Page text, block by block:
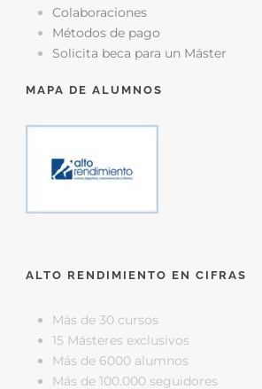
Colaboraciones
Métodos de pago
Solicita beca para un Máster
MAPA DE ALUMNOS
ALTO RENDIMIENTO EN CIFRAS
Más de 30 cursos
15 Másteres exclusivos
Más de 6000 alumnos
Más de 100.000 seguidores